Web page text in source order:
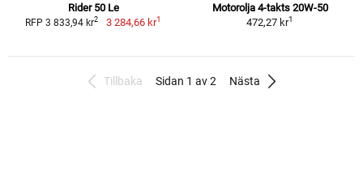
Rider 50 Le
RFP 3 833,94 kr2 3 284,66 kr1
Motorolja 4-takts 20W-50
472,27 kr1
Tillbaka Sidan 1 av 2 Nästa